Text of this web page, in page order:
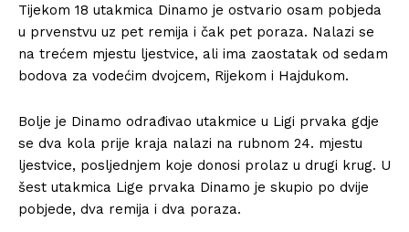
Tijekom 18 utakmica Dinamo je ostvario osam pobjeda
u prvenstvu uz pet remija i čak pet poraza. Nalazi se
na trećem mjestu ljestvice, ali ima zaostatak od sedam
bodova za vodećim dvojcem, Rijekom i Hajdukom.
Bolje je Dinamo odrađivao utakmice u Ligi prvaka gdje
se dva kola prije kraja nalazi na rubnom 24. mjestu
ljestvice, posljednjem koje donosi prolaz u drugi krug. U
šest utakmica Lige prvaka Dinamo je skupio po dvije
pobjede, dva remija i dva poraza.